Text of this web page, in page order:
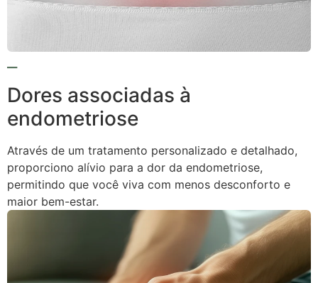
Dores associadas à
endometriose
Através de um tratamento personalizado e detalhado,
proporciono alívio para a dor da endometriose,
permitindo que você viva com menos desconforto e
maior bem-estar.